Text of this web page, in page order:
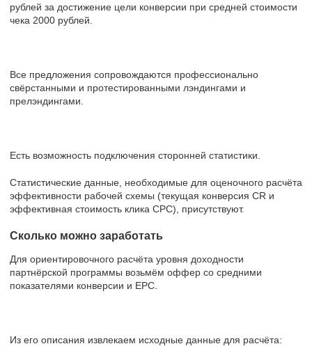
рублей за достижение цели конверсии при средней стоимости
чека 2000 рублей.
Все предложения сопровождаются профессионально
свёрстанными и протестированными лэндингами и
прелэндингами.
Есть возможность подключения сторонней статистики.
Статистические данные, необходимые для оценочного расчёта
эффективности рабочей схемы (текущая конверсия CR и
эффективная стоимость клика CPC), присутствуют.
Сколько можно заработать
Для ориентировочного расчёта уровня доходности
партнёрской программы возьмём оффер со средними
показателями конверсии и EPC.
Из его описания извлекаем исходные данные для расчёта: